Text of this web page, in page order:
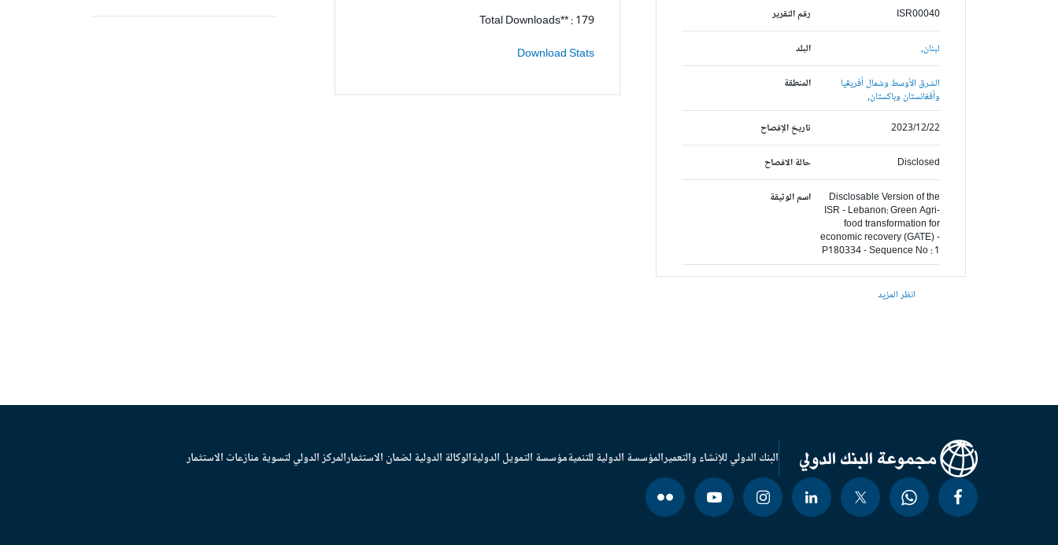
رقم التقرير
ISR00040
البلد لبنان,
المنطقة
الشرق الأوسط وشمال أفريقيا
وأفغانستان وباكستان,
تاريخ الإفصاح
2023/12/22
حالة الافصاح Disclosed
اسم الوثيقة
Disclosable Version of the
ISR - Lebanon: Green Agri-
food transformation for
economic recovery (GATE) -
P180334 - Sequence No : 1
انظر المزيد
Total Downloads** : 179
Download Stats
البنك الدولي للإنشاء والتعميرالمؤسسة الدولية للتنميةمؤسسة التمويل الدوليةالوكالة الدولية لضمان الاستثمارالمركز الدولي لتسوية منازعات الاستثمار